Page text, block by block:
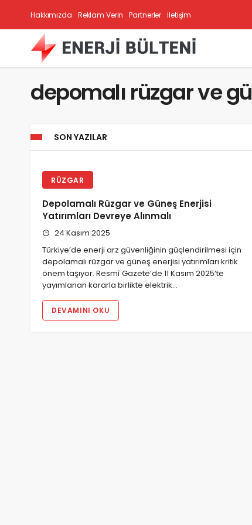
Hakkımızda Reklam Verin Partnerler İletişim
depomalı rüzgar ve
SON YAZILAR
RÜZGAR
Depolamalı Rüzgar ve Güneş Enerjisi
Yatırımları Devreye Alınmalı
24 Kasım 2025
Türkiye’de enerji arz güvenliğinin güçlendirilmesi için
depolamalı rüzgar ve güneş enerjisi yatırımları kritik
önem taşıyor. Resmî Gazete’de 11 Kasım 2025’te
yayımlanan kararla birlikte elektrik…
DEVAMINI OKU